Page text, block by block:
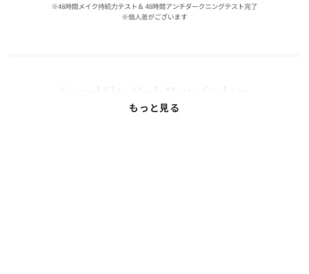
セカンドスキン